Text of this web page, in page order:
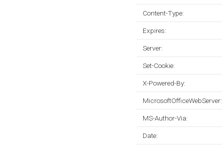
Content-Type:
Expires:
Server:
Set-Cookie:
X-Powered-By:
MicrosoftOfficeWebServer:
MS-Author-Via:
Date: